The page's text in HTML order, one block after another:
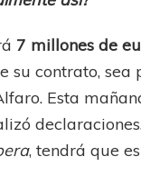
7 millones de
contrato, sea
Esta
, tendrá que